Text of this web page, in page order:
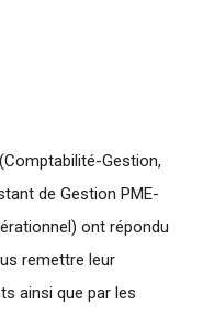
Gestion,
de Gestion PME-
ont répondu
remettre leur
ainsi que par les